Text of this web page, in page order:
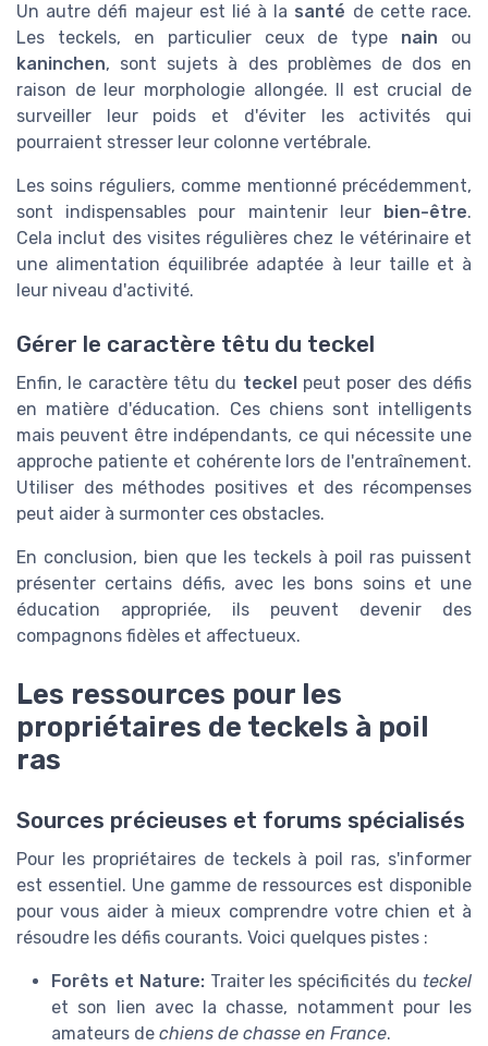
Un autre défi majeur est lié à la santé de cette race.
Les teckels, en particulier ceux de type nain ou
kaninchen, sont sujets à des problèmes de dos en
raison de leur morphologie allongée. Il est crucial de
surveiller leur poids et d'éviter les activités qui
pourraient stresser leur colonne vertébrale.
Les soins réguliers, comme mentionné précédemment,
sont indispensables pour maintenir leur
bien-être.
Cela inclut des visites régulières chez le vétérinaire et
une alimentation équilibrée adaptée à leur taille et à
leur niveau d'activité.
Gérer le caractère têtu du teckel
Enfin, le caractère têtu du teckelpeut poser des défis
en matière d'éducation. Ces chiens sont intelligents
mais peuvent être indépendants, ce qui nécessite une
approche patiente et cohérente lors de l'entraînement.
Utiliser des méthodes positives et des récompenses
peut aider à surmonter ces obstacles.
En conclusion, bien que les teckels à poil ras puissent
présenter certains défis, avec les bons soins et une
éducation appropriée, ils peuvent devenir des
compagnons fidèles et affectueux.
Les ressources pour les
propriétaires de teckels à poil
ras
Sources précieuses et forums spécialisés
Pour les propriétaires de teckels à poil ras, s'informer
est essentiel. Une gamme de ressources est disponible
pour vous aider à mieux comprendre votre chien et à
résoudre les défis courants. Voici quelques pistes :
Forêts et Nature:Traiter les spécificités du teckel
et son lien avec la chasse, notamment pour les
amateurs de chiens de chasse en France.